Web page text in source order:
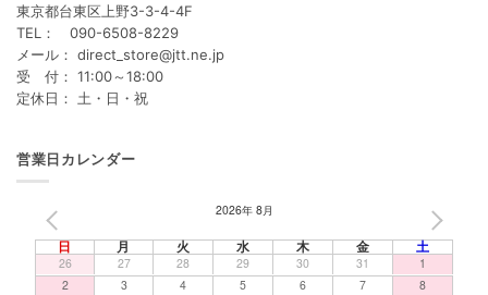
東京都台東区上野3-3-4-4F
TEL： 090-6508-8229
メール： direct_store@jtt.ne.jp
受 付： 11:00～18:00
定休日： 土・日・祝
営業日カレンダー
2026年 8月
日 月 火 水 木 金 土
26 27 28 29 30 31
1
2
3 4 5 6 7
8